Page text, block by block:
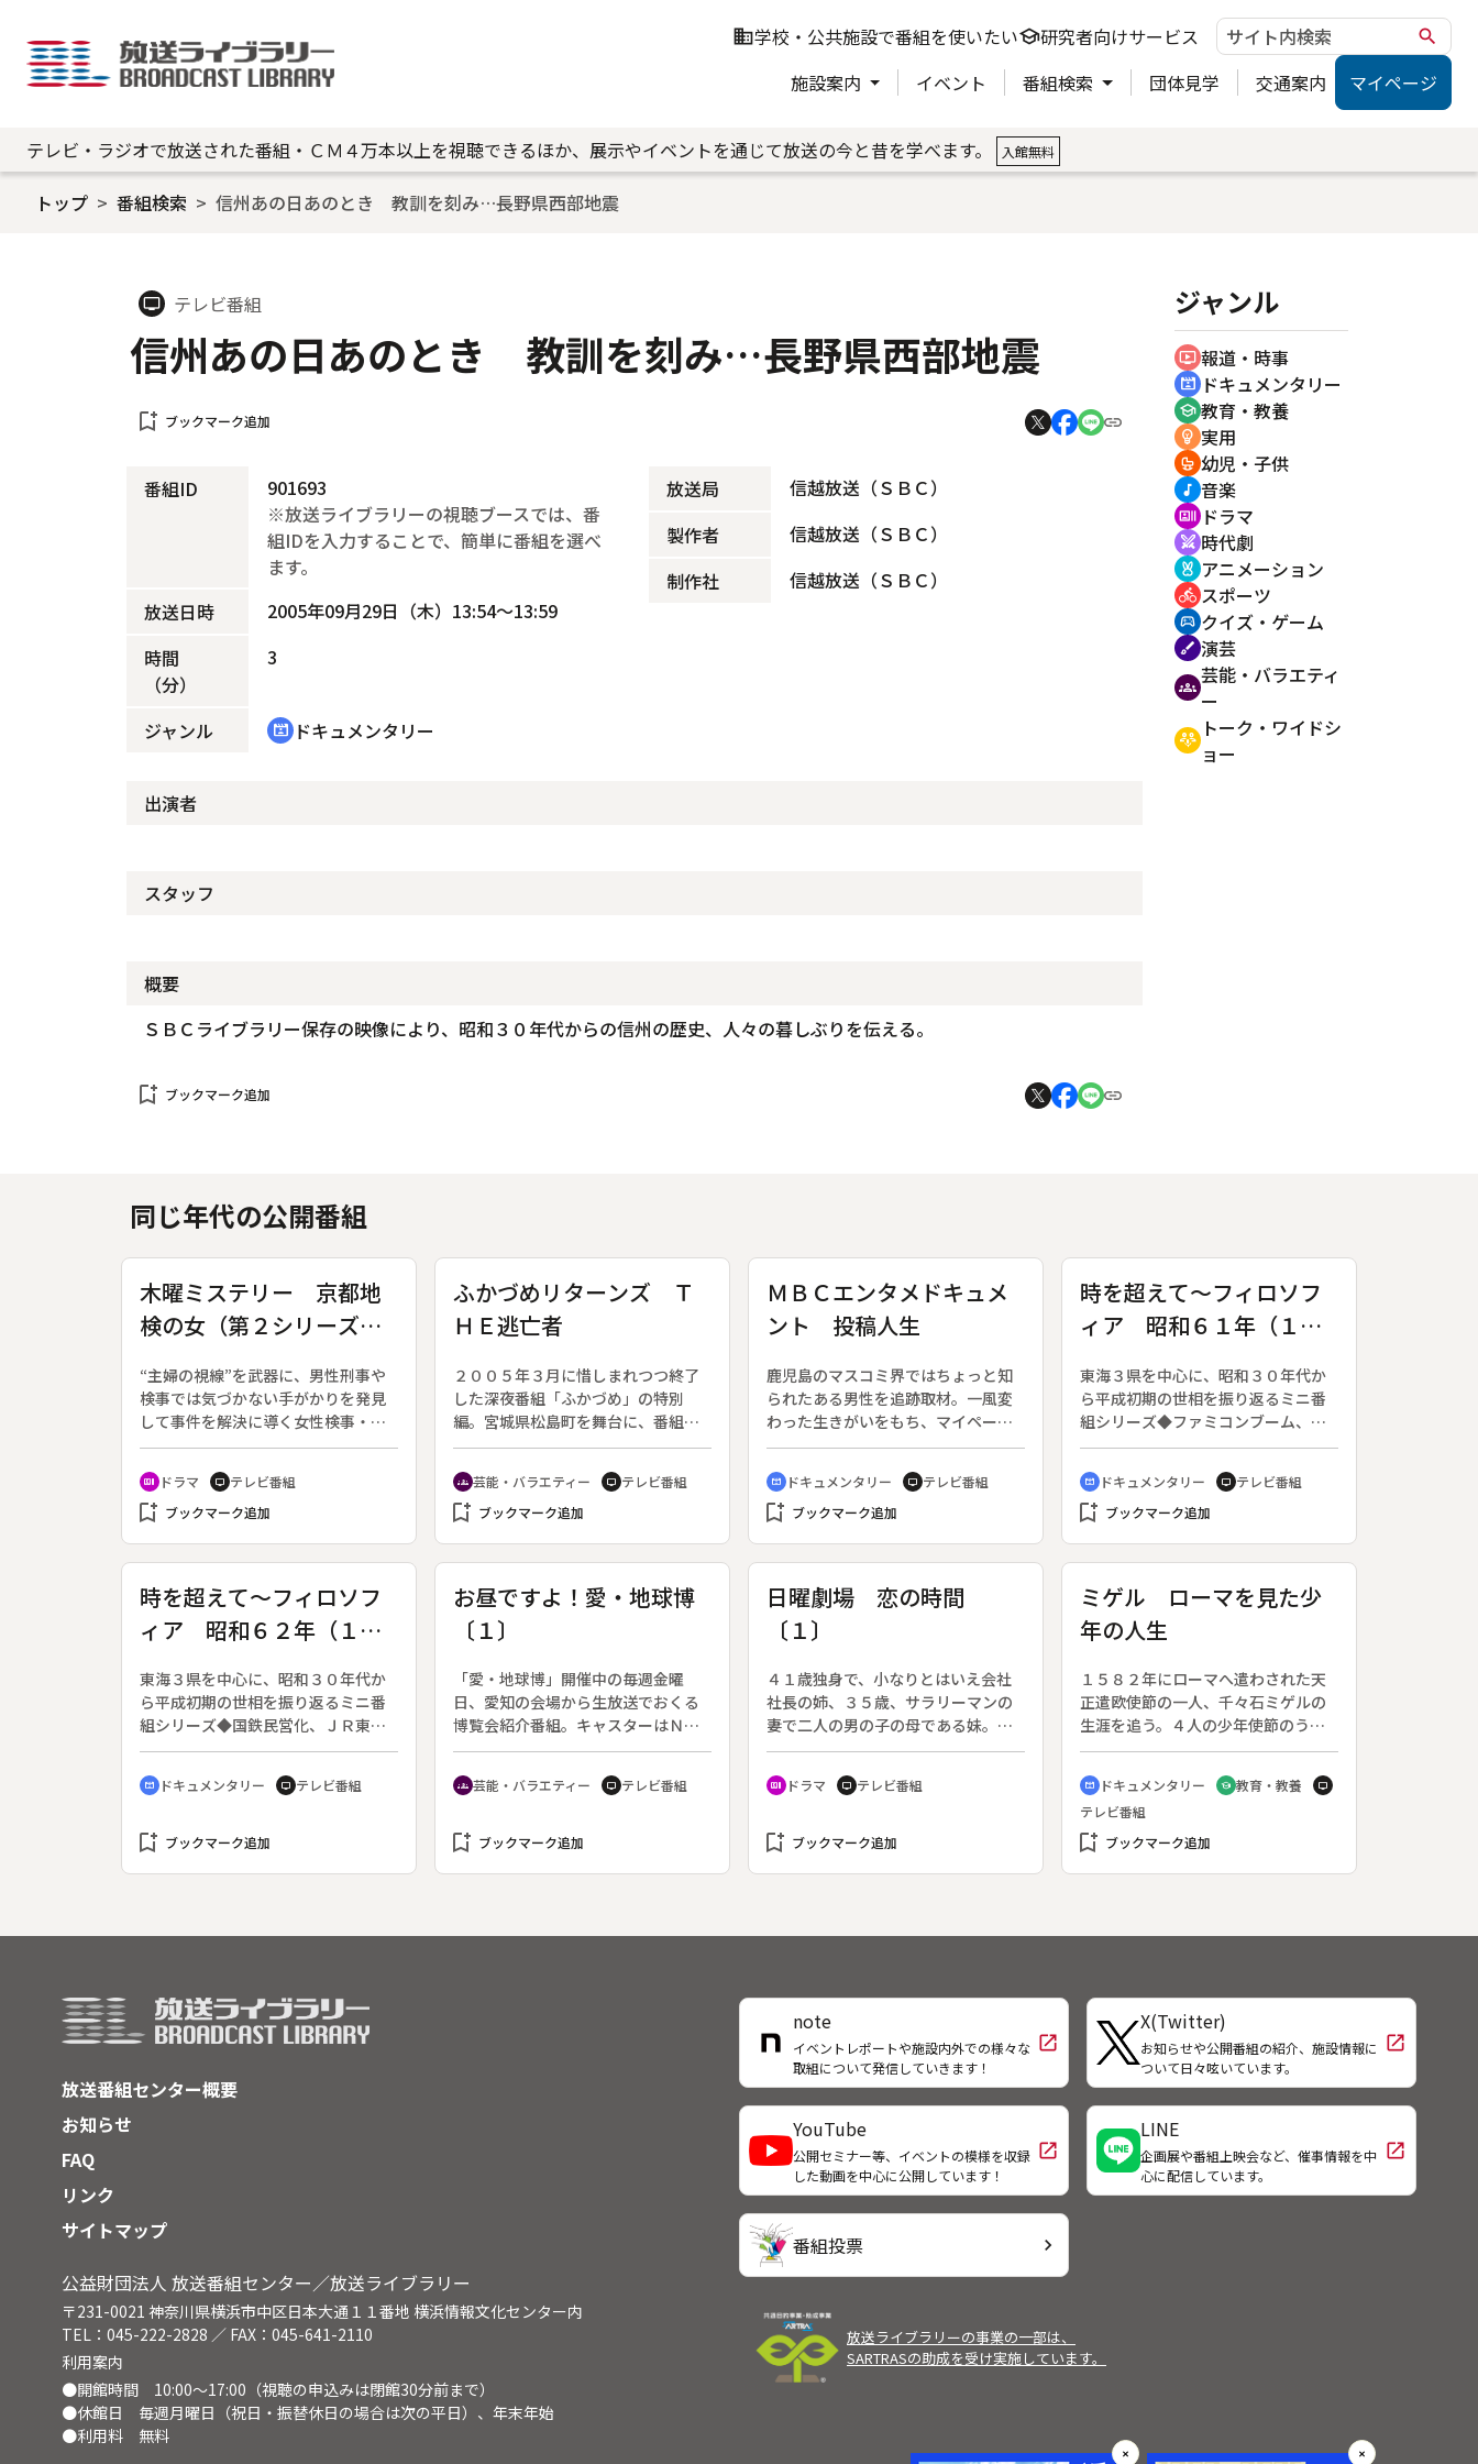
business学校・公共施設で番組を使いたいschool研究者向けサービス search
施設案内 イベント 番組検索 団体見学 交通案内 マイページ
テレビ・ラジオで放送された番組・ＣＭ４万本以上を視聴できるほか、展示やイベントを通じて放送の今と昔を学べます。 入館無料
トップ 番組検索 信州あの日あのとき 教訓を刻み…長野県西部地震
tv テレビ番組
信州あの日あのとき 教訓を刻み…長野県西部地震
bookmark_add ブックマーク追加
番組ID
901693
※放送ライブラリーの視聴ブースでは、番
組IDを入力することで、簡単に番組を選べ
ます。
放送日時
2005年09月29日（木）13:54～13:59
時間
（分）
3
ジャンル cinematic_blur ドキュメンタリー
放送局
信越放送（ＳＢＣ）
製作者
信越放送（ＳＢＣ）
制作社
信越放送（ＳＢＣ）
出演者
スタッフ
概要
ＳＢＣライブラリー保存の映像により、昭和３０年代からの信州の歴史、人々の暮しぶりを伝える。
bookmark_add ブックマーク追加
ジャンル
ondemand_video 報道・時事
cinematic_blur ドキュメンタリー
school 教育・教養
emoji_objects 実用
crib 幼児・子供
music_note 音楽
recent_actors ドラマ
swords 時代劇
cruelty_free アニメーション
directions_bike スポーツ
sports_esports クイズ・ゲーム
brush 演芸
groups 芸能・バラエティ
ー
adaptive_audio_mic トーク・ワイドシ
ョー
同じ年代の公開番組
木曜ミステリー 京都地
検の女（第２シリーズ）
“主婦の視線”を武器に、男性刑事や
検事では気づかない手がかりを発見
して事件を解決に導く女性検事・鶴
丸あやを主人公にしたシリーズの第
２弾。第１回には「新・京都迷宮案
内」の杉浦記者が役割そのままで登
場する。（２００５年１月１３日～
検の検事・鶴丸あや（名取裕子）の
もとに、京都日報社会部の遊軍記
者・杉浦（橋爪功）から、様子のお
かしい若い女性を保護したと連絡が
ぬ男に車に連れ込まれて乱暴された
という。あやは、きちんと警察に行
って告訴するように説得するが、数
書面が、よりによって京都府警から
recent_actors ドラマ tv テレビ番組
bookmark_add ブックマーク追加
ふかづめリターンズ Ｔ
ＨＥ逃亡者
２００５年３月に惜しまれつつ終了
した深夜番組「ふかづめ」の特別
編。宮城県松島町を舞台に、番組Ｍ
Ｃのマサトとディレクターのムツオ
が囚人服姿となり、ハンター町民た
ちの「携帯電話のカメラ」から逃れ
つつ、６時間で町を縦断して脱出を
groups 芸能・バラエティー tv テレビ番組
bookmark_add ブックマーク追加
ＭＢＣエンタメドキュメ
ント 投稿人生
鹿児島のマスコミ界ではちょっと知
られたある男性を追跡取材。一風変
わった生きがいをもち、マイペース
で暮らす彼の人生にスポットを当て
る。◆彼の趣味は新聞に投稿するこ
と、懸賞に応募すること、そしてテ
レビに「映り込む」こと。催し物の
メラが出そうな現場には必ず現れ
る。家には自分が映りこんだ新聞記
事やテレビニュースの録画が大量に
保管されていた。一体何が彼を駆り
cinematic_blur ドキュメンタリー tv テレビ番組
bookmark_add ブックマーク追加
時を超えて～フィロソフ
ィア 昭和６１年（１９
東海３県を中心に、昭和３０年代か
ら平成初期の世相を振り返るミニ番
組シリーズ◆ファミコンブーム、ゲ
ーム大会の様子／ビックリマンチョ
コ／そろばんブーム（検定試験）／
小学生の受験競争、勉強合宿
cinematic_blur ドキュメンタリー tv テレビ番組
bookmark_add ブックマーク追加
時を超えて～フィロソフ
ィア 昭和６２年（１９
東海３県を中心に、昭和３０年代か
ら平成初期の世相を振り返るミニ番
組シリーズ◆国鉄民営化、ＪＲ東海
／円高の進行、史上初１５０円突破
／ＮＴＴ株上場／財テクの流行
cinematic_blur ドキュメンタリー tv テレビ番組
bookmark_add ブックマーク追加
お昼ですよ！愛・地球博
〔１〕
「愛・地球博」開催中の毎週金曜
日、愛知の会場から生放送でおくる
博覧会紹介番組。キャスターはＮＨ
Ｋ名古屋放送局の石井麻由子、森山
春香アナウンサー。レポーターは杉
浦太陽。◆第１回は長久手会場から
ング「ココロツタエ」を歌う夏川り
groups 芸能・バラエティー tv テレビ番組
bookmark_add ブックマーク追加
日曜劇場 恋の時間
〔１〕
４１歳独身で、小なりとはいえ会社
社長の姉、３５歳、サラリーマンの
妻で二人の男の子の母である妹。立
場も生き方も違う姉妹に突然「恋の
時間」が訪れたことから始まる葛藤
とロマンスを描く。（１２月２５日
レゼントにイタリアで時計を買った
は既に切れている。この姉妹の関係
男を駅員に引き渡し、そのまま出勤
しようとしたが、警察で事情を話さ
ないと訴えられないと言われやむな
く警察へ向かった。そこへ、母が倒
れたと香里から知らせが入る。
recent_actors ドラマ tv テレビ番組
bookmark_add ブックマーク追加
ミゲル ローマを見た少
年の人生
１５８２年にローマへ遣わされた天
正遣欧使節の一人、千々石ミゲルの
生涯を追う。４人の少年使節のう
ち、他の３人は信仰を貫いたが、ミ
ゲルは棄教して「裏切り者」となっ
た。謎の多い彼の足跡を辿り、時代
に翻弄された人生を描く。◆惜しま
れつつ病没したマンショ、キリシタ
ス会を脱会、３７歳で棄教、大村藩
くった。その後の人生は不遇なもの
だった。
cinematic_blur ドキュメンタリー school 教育・教養 tv
テレビ番組
bookmark_add ブックマーク追加
放送番組センター概要
お知らせ
FAQ
リンク
サイトマップ
公益財団法人 放送番組センター／放送ライブラリー
〒231-0021 神奈川県横浜市中区日本大通１１番地 横浜情報文化センター内
TEL：045-222-2828 ／ FAX：045-641-2110
利用案内
●開館時間 10:00～17:00（視聴の申込みは閉館30分前まで）
●休館日 毎週月曜日（祝日・振替休日の場合は次の平日）、年末年始
●利用料 無料
note
イベントレポートや施設内外での様々な
取組について発信していきます！
open_in_new
X(Twitter)
お知らせや公開番組の紹介、施設情報に
ついて日々呟いています。
open_in_new
YouTube
公開セミナー等、イベントの模様を収録
した動画を中心に公開しています！
open_in_new
LINE
企画展や番組上映会など、催事情報を中
心に配信しています。
open_in_new
番組投票 chevron_right
放送ライブラリーの事業の一部は、
SARTRASの助成を受け実施しています。
✕
✕